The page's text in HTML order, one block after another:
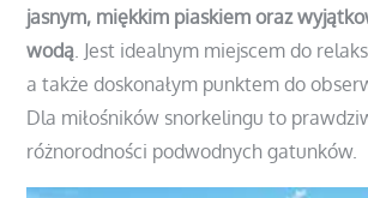
jasnym, miękkim piaskiem oraz
wodą. Jest idealnym miejscem do
a także doskonałym punktem do
Dla miłośników snorkelingu to
różnorodności podwodnych gatunków.